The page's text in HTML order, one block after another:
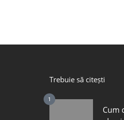
Trebuie să citești
1
Cum